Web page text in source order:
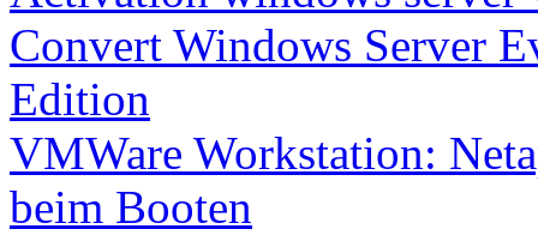
Convert Windows Server
Edition
VMWare Workstation:
beim Booten